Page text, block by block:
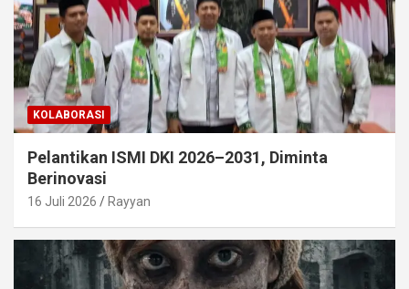
KOLABORASI
Pelantikan ISMI DKI 2026–2031, Diminta
Berinovasi
16 Juli 2026 Rayyan